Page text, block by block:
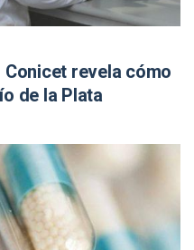
revela cómo
de la Plata